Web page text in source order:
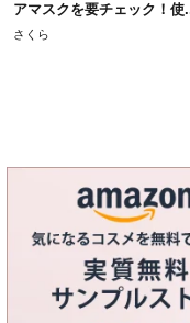
アマスクを要チェック！使
さくら